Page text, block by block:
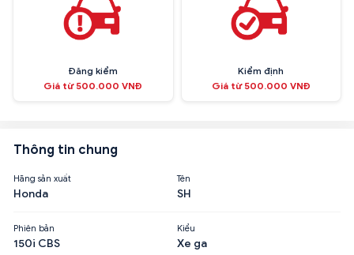
Đăng kiểm
Giá từ 500.000 VNĐ
Kiểm định
Giá từ 500.000 VNĐ
Thông tin chung
Hãng sản xuất
Honda
Tên
SH
Phiên bản
150i CBS
Kiểu
Xe ga